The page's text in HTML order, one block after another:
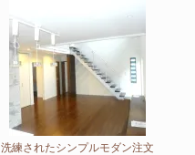
洗練されたシンプルモダン注文